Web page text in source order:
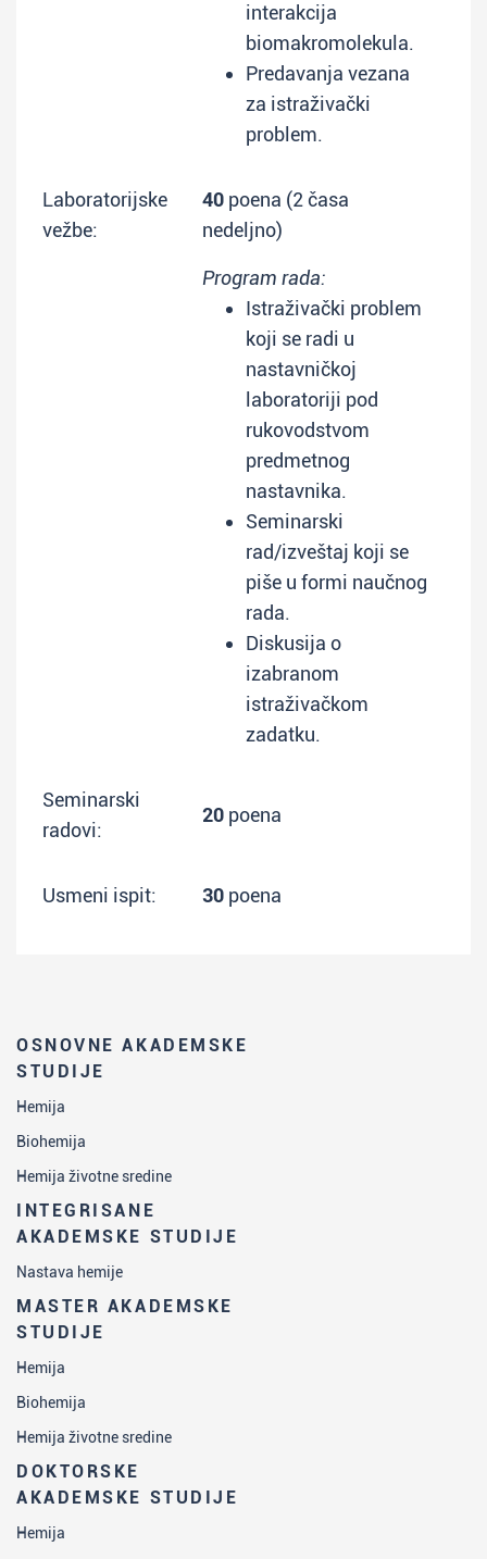
OSNOVNE AKADEMSKE
STUDIJE
Hemija
Biohemija
Hemija životne sredine
INTEGRISANE
AKADEMSKE STUDIJE
Nastava hemije
MASTER AKADEMSKE
STUDIJE
Hemija
Biohemija
Hemija životne sredine
DOKTORSKE
AKADEMSKE STUDIJE
Hemija
interakcija
biomakromolekula.
Predavanja vezana
za istraživački
problem.
Laboratorijske
vežbe:
40 poena (2 časa
nedeljno)
Program rada:
Istraživački problem
koji se radi u
nastavničkoj
laboratoriji pod
rukovodstvom
predmetnog
nastavnika.
Seminarski
rad/izveštaj koji se
piše u formi naučnog
rada.
Diskusija o
izabranom
istraživačkom
zadatku.
Seminarski
radovi:
20 poena
Usmeni ispit: 30 poena